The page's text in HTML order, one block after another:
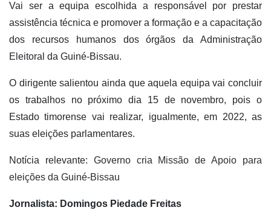
Vai ser a equipa escolhida a responsável por prestar
assistência técnica e promover a formação e a capacitação
dos recursos humanos dos órgãos da Administração
Eleitoral da Guiné-Bissau.
O dirigente salientou ainda que aquela equipa vai concluir
os trabalhos no próximo dia 15 de novembro, pois o
Estado timorense vai realizar, igualmente, em 2022, as
suas eleições parlamentares.
Notícia relevante: Governo cria Missão de Apoio para
eleições da Guiné-Bissau
Jornalista: Domingos Piedade Freitas